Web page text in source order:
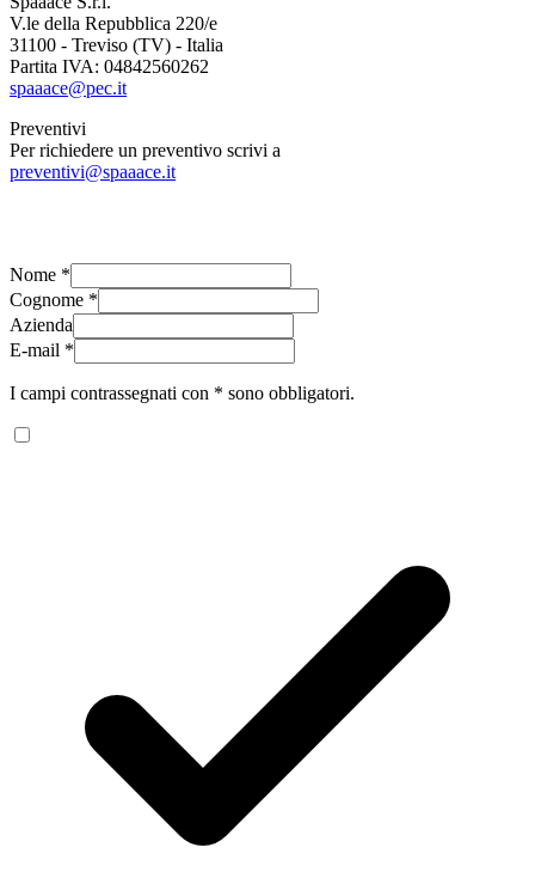
V.le della Repubblica 220/e
31100 - Treviso (TV) - Italia
Partita IVA: 04842560262
spaaace@pec.it
Preventivi
Per richiedere un preventivo scrivi a
preventivi@spaaace.it
Nome *
Cognome *
Azienda
E-mail *
I campi contrassegnati con * sono obbligatori.